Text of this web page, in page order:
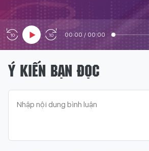
00:00 / 00:00
Ý KIẾN BẠN ĐỌC